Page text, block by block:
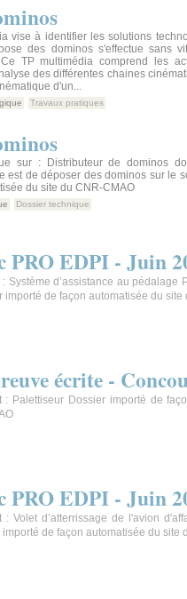
vise à identifier les solutions
des dominos s'effectue sans
TP multimédia comprend les
des différentes chaines
d'un...
Travaux pratiques
sur : Distributeur de dominos
est de déposer des dominos sur le
du site du CNR-CMAO
Dossier technique
PRO EDPI - Juin
Système d’assistance au pédalage
importé de façon automatisée du site
écrite -
: Palettiseur Dossier importé de
PRO EDPI - Juin
: Volet d’atterrissage de l'avion
importé de façon automatisée du site